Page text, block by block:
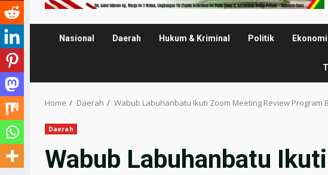
Nasional Daerah Hukum & Kriminal Politik Ekonomi
Home Daerah Wabub Labuhanbatu Ikuti Zoom Meeting Review
Daerah
Wabub Labuhanbatu